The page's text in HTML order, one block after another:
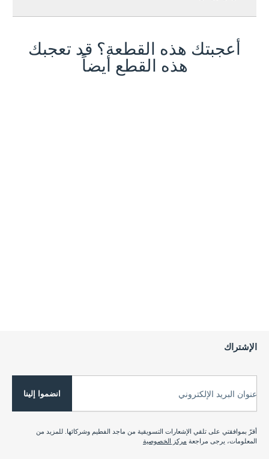
أعجبتك هذه القطعة؟ قد تعجبك
هذه القطع أيضاً
الإشتراك
عنوان البريد الإلكتروني انضموا إلينا
أقرّ بموافقتي على تلقي الإشعارات التسويقية من ماجد الفطيم وشركائها. للمزيد من
المعلومات، يرجى مراجعة مركز الخصوصية